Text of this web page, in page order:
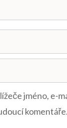
jméno, e-
komentáře.